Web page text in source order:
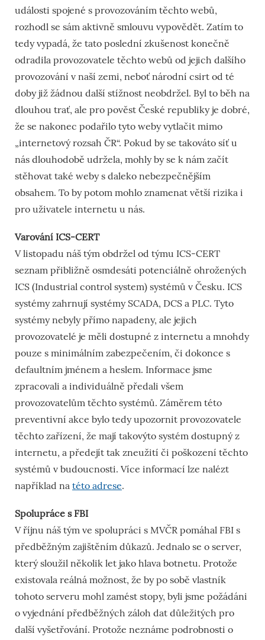
události spojené s provozováním těchto webů,
rozhodl se sám aktivně smlouvu vypovědět. Zatím to
tedy vypadá, že tato poslední zkušenost konečně
odradila provozovatele těchto webů od jejich dalšího
provozování v naší zemi, neboť národní csirt od té
doby již žádnou další stížnost neobdržel. Byl to běh na
dlouhou trať, ale pro pověst České republiky je dobré,
že se nakonec podařilo tyto weby vytlačit mimo
„internetový rozsah ČR“. Pokud by se takováto síť u
nás dlouhodobě udržela, mohly by se k nám začít
stěhovat také weby s daleko nebezpečnějším
obsahem. To by potom mohlo znamenat větší rizika i
pro uživatele internetu u nás.
Varování ICS-CERT
V listopadu náš tým obdržel od týmu ICS-CERT
seznam přibližně osmdesáti potenciálně ohrožených
ICS (Industrial control system) systémů v Česku. ICS
systémy zahrnují systémy SCADA, DCS a PLC. Tyto
systémy nebyly přímo napadeny, ale jejich
provozovatelé je měli dostupné z internetu a mnohdy
pouze s minimálním zabezpečením, či dokonce s
defaultním jménem a heslem. Informace jsme
zpracovali a individuálně předali všem
provozovatelům těchto systémů. Záměrem této
preventivní akce bylo tedy upozornit provozovatele
těchto zařízení, že mají takovýto systém dostupný z
internetu, a předejít tak zneužití či poškození těchto
systémů v budoucnosti. Více informací lze nalézt
například na této adrese.
Spolupráce s FBI
V říjnu náš tým ve spolupráci s MVČR pomáhal FBI s
předběžným zajištěním důkazů. Jednalo se o server,
který sloužil několik let jako hlava botnetu. Protože
existovala reálná možnost, že by po sobě vlastník
tohoto serveru mohl zamést stopy, byli jsme požádáni
o vyjednání předběžných záloh dat důležitých pro
další vyšetřování. Protože neznáme podrobnosti o